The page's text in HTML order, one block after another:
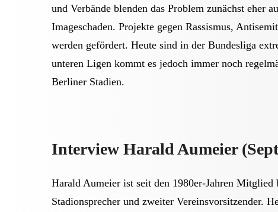
und Verbände blenden das Problem zunächst eher
Imageschaden. Projekte gegen Rassismus,
werden gefördert. Heute sind in der Bundesliga
unteren Ligen kommt es jedoch immer noch
Berliner Stadien.
Interview Harald Aumeier
Harald Aumeier ist seit den 1980er-Jahren
Stadionsprecher und zweiter Vereinsvorsitzender.